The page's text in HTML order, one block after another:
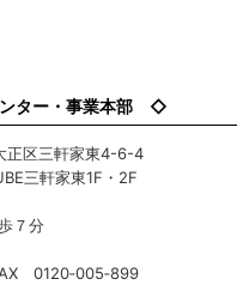
ター・事業本部 ◇
区三軒家東4-6-4
東1F・2F
７分